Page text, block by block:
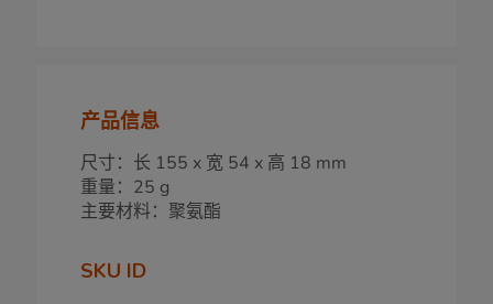
产品信息
尺寸：长 155 x 宽 54 x 高 18 mm
重量：25 g
主要材料：聚氨酯
SKU ID